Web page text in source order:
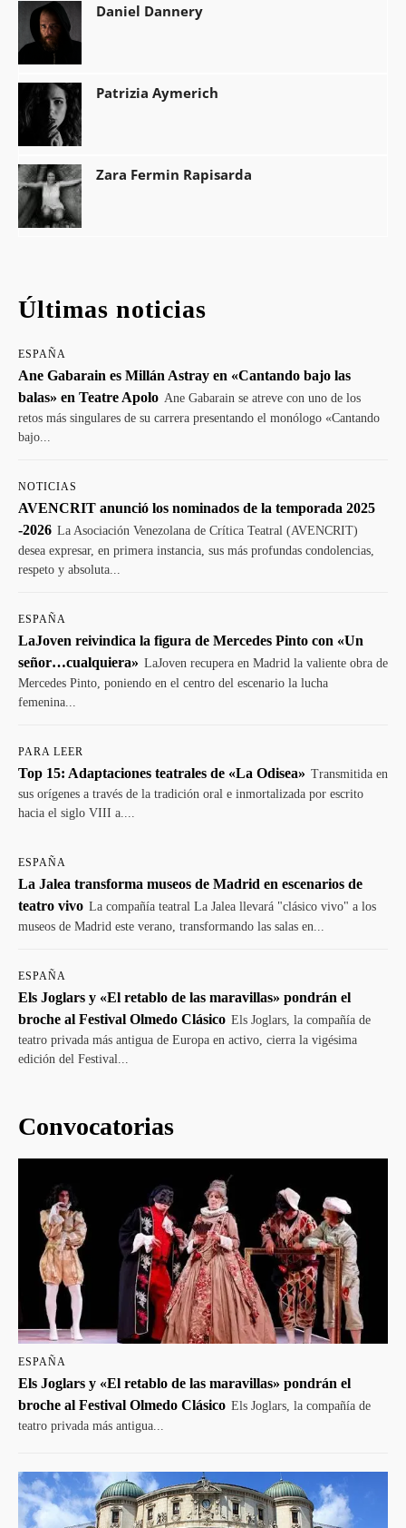
Daniel Dannery
Patrizia Aymerich
Zara Fermin Rapisarda
Últimas noticias
ESPAÑA
Ane Gabarain es Millán Astray en «Cantando bajo las
balas» en Teatre Apolo Ane Gabarain se atreve con uno de los
retos más singulares de su carrera presentando el monólogo «Cantando
bajo...
NOTICIAS
AVENCRIT anunció los nominados de la temporada 2025
-2026 La Asociación Venezolana de Crítica Teatral (AVENCRIT)
desea expresar, en primera instancia, sus más profundas condolencias,
respeto y absoluta...
ESPAÑA
LaJoven reivindica la figura de Mercedes Pinto con «Un
señor…cualquiera» LaJoven recupera en Madrid la valiente obra de
Mercedes Pinto, poniendo en el centro del escenario la lucha
femenina...
PARA LEER
Top 15: Adaptaciones teatrales de «La Odisea» Transmitida en
sus orígenes a través de la tradición oral e inmortalizada por escrito
hacia el siglo VIII a....
ESPAÑA
La Jalea transforma museos de Madrid en escenarios de
teatro vivo La compañía teatral La Jalea llevará "clásico vivo" a los
museos de Madrid este verano, transformando las salas en...
ESPAÑA
Els Joglars y «El retablo de las maravillas» pondrán el
broche al Festival Olmedo Clásico Els Joglars, la compañía de
teatro privada más antigua de Europa en activo, cierra la vigésima
edición del Festival...
Convocatorias
ESPAÑA
Els Joglars y «El retablo de las maravillas» pondrán el
broche al Festival Olmedo Clásico Els Joglars, la compañía de
teatro privada más antigua...